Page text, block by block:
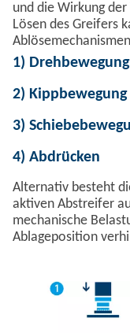
und die Wirkung
Lösen des Greifers
1) Drehbewegung
2) Kippbewegung
3)
4) Abdrücken
Alternativ besteht
aktiven Abstreifer
mechanische
Ablageposition